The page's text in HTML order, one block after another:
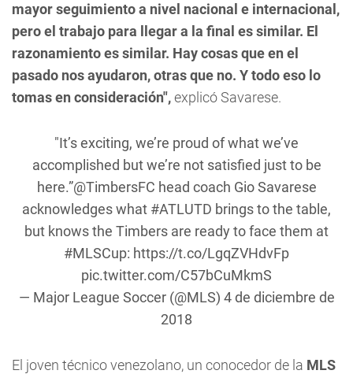
mayor seguimiento a nivel nacional e internacional,
pero el trabajo para llegar a la final es similar. El
razonamiento es similar. Hay cosas que en el
pasado nos ayudaron, otras que no. Y todo eso lo
tomas en consideración",explicó Savarese.
"It’s exciting, we’re proud of what we’ve
accomplished but we’re not satisfied just to be
here.”@TimbersFC head coach Gio Savarese
acknowledges what #ATLUTD brings to the table,
but knows the Timbers are ready to face them at
#MLSCup: https://t.co/LgqZVHdvFp
pic.twitter.com/C57bCuMkmS
— Major League Soccer (@MLS) 4 de diciembre de
2018
El joven técnico venezolano, un conocedor de la MLS